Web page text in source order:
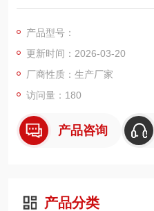
工况设计，外径 325mm、高
易清灰、耐高温、长寿命等特
冲除尘设备，有效捕集焊接烟
车间安全除尘需求。
产品型号：
更新时间：2026-03-20
厂商性质：生产厂家
访问量：180
产品咨询
产品分类